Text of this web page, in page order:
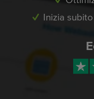
Inizia